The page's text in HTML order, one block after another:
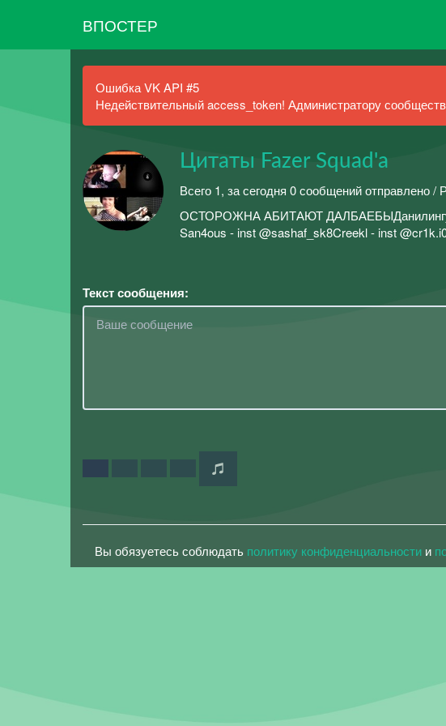
ВПОСТЕР
Ошибка VK API #5
Недействительный access_token! Администратору
Цитаты Fazer Squad'a
Всего 1, за сегодня 0 сообщений отправлено /
ОСТОРОЖНА АБИТАЮТ ДАЛБАЕБЫДанилингус
San4ous - inst @sashaf_sk8Creekl - inst
Текст сообщения:
Вы обязуетесь соблюдать политику конфиденциальности и